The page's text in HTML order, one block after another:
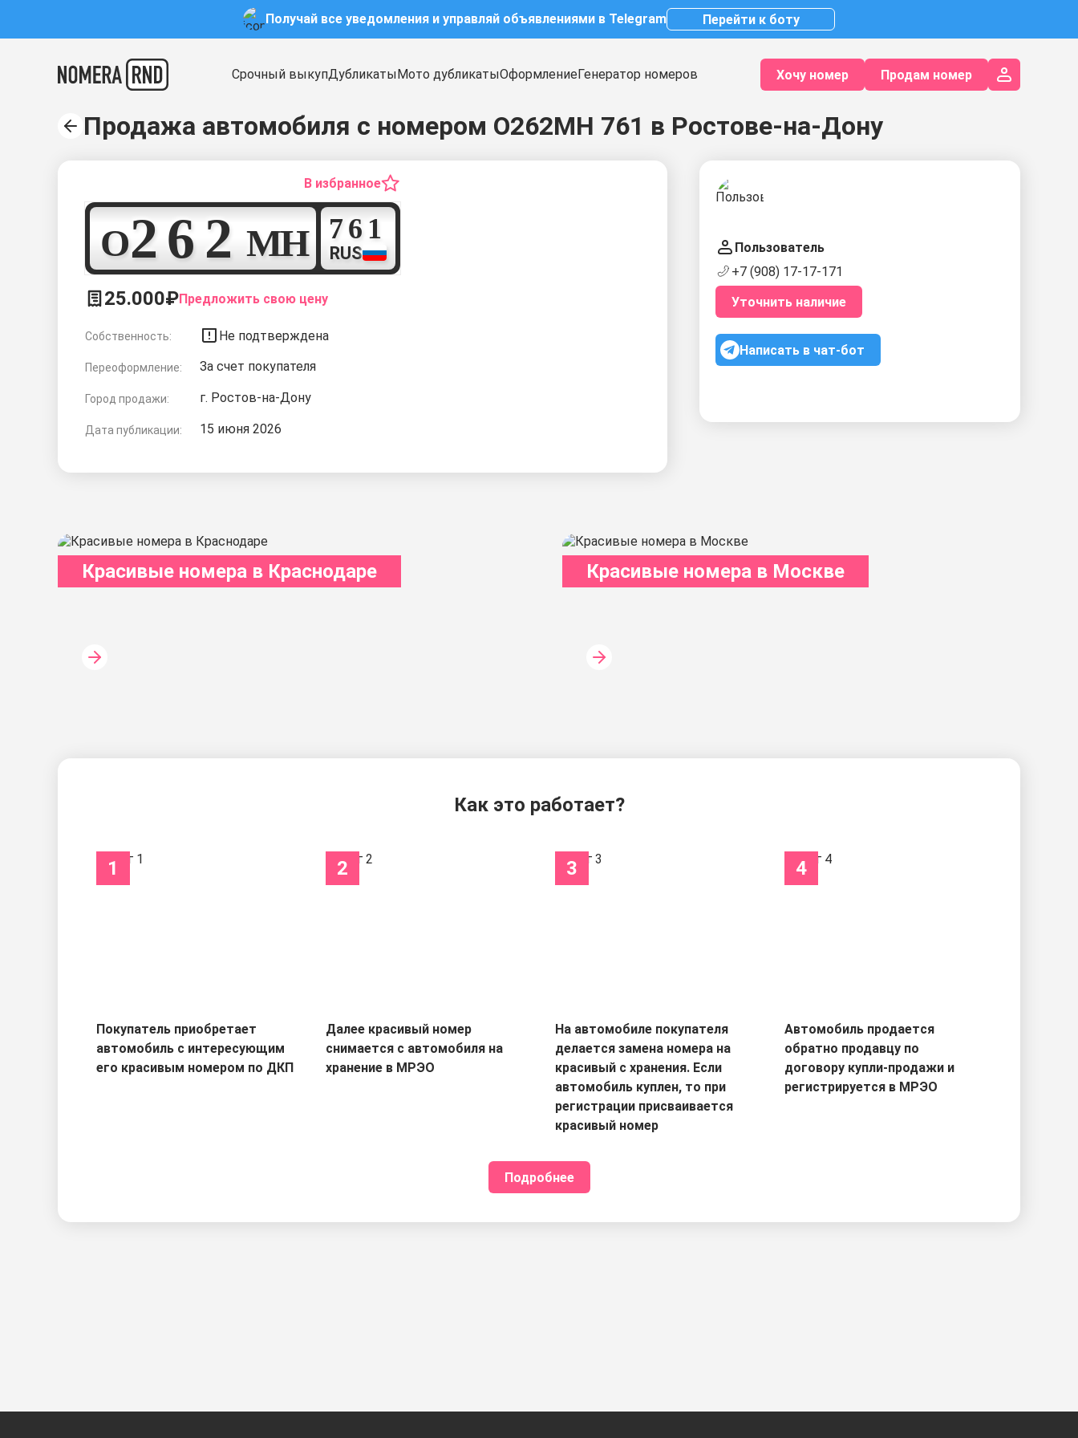
Получай все уведомления и управляй объявлениями в Telegram Перейти к боту
Срочный выкупДубликатыМото дубликатыОформлениеГенератор номеров Хочу номер Продам номер
Продажа автомобиля с номером О262МН 761 в Ростове-на-Дону
В избранное
О2
6
2
МН7
61
RUS
25.000₽Предложить свою цену
Собственность: Не подтверждена
Переоформление: За счет покупателя
Город продажи: г. Ростов-на-Дону
Дата публикации: 15 июня 2026
Пользователь
+7 (908) 17-17-171
Уточнить наличие
Написать в чат-бот
Красивые номера в Краснодаре Красивые номера в Москве
Как это работает?
1
Покупатель приобретает
автомобиль с интересующим
его красивым номером по ДКП
2
Далее красивый номер
снимается с автомобиля на
хранение в МРЭО
3
На автомобиле покупателя
делается замена номера на
красивый с хранения. Если
автомобиль куплен, то при
регистрации присваивается
красивый номер
4
Автомобиль продается
обратно продавцу по
договору купли-продажи и
регистрируется в МРЭО
Подробнее